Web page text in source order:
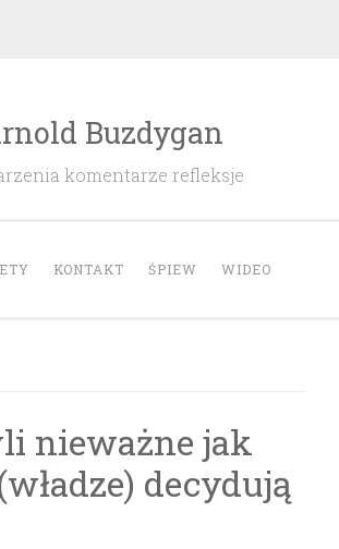
Buzdygan
komentarze refleksje
KONTAKT ŚPIEW WIDEO
nieważne jak
decydują